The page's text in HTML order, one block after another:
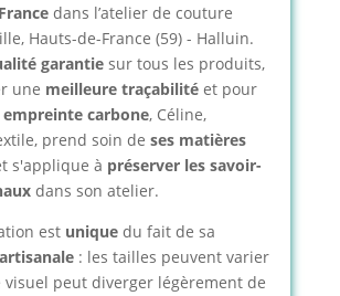
dans l’atelier de couture
Hauts-de-France (59) - Halluin.
garantiesur tous les produits,
une meilleure traçabilitéet pour
empreinte carbone, Céline,
prend soin de ses matières
s'applique à préserver les savoir-
dans son atelier.
est uniquedu fait de sa
: les tailles peuvent varier
visuel peut diverger légèrement de